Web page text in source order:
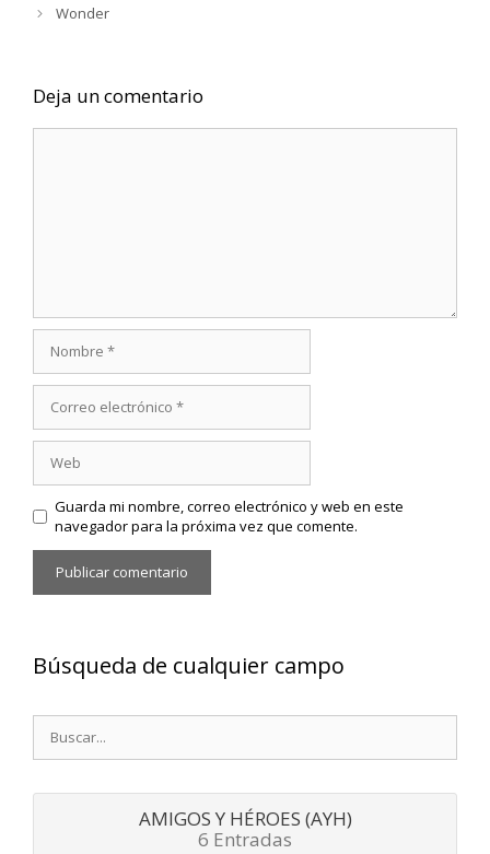
Wonder
Deja un comentario
electrónico
Guarda mi nombre, correo electrónico y web en este
navegador para la próxima vez que comente.
Búsqueda de cualquier campo
Buscar:
AMIGOS Y HÉROES (AYH)
6 Entradas